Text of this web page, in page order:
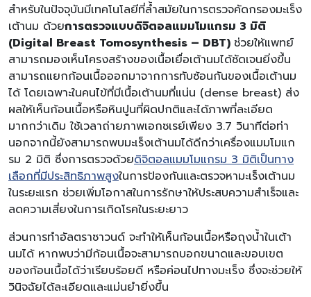
สำหรับในปัจจุบันมีเทคโนโลยีที่ล้ำสมัยในการตรวจคัดกรองมะเร็ง
เต้านม ด้วยการตรวจแบบดิจิตอลแมมโมแกรม 3 มิติ
(Digital Breast Tomosynthesis – DBT) ช่วยให้แพทย์
สามารถมองเห็นโครงสร้างของเนื้อเยื่อเต้านมได้ชัดเจนยิ่งขึ้น
สามารถแยกก้อนเนื้อออกมาจากการทับซ้อนกันของเนื้อเต้านม
ได้ โดยเฉพาะในคนไข้ที่มีเนื้อเต้านมที่แน่น (dense breast) ส่ง
ผลให้เห็นก้อนเนื้อหรือหินปูนที่ผิดปกติและได้ภาพที่ละเอียด
มากกว่าเดิม ใช้เวลาถ่ายภาพเอกซเรย์เพียง 3.7 วินาทีต่อท่า
นอกจากนี้ยังสามารถพบมะเร็งเต้านมได้ดีกว่าเครื่องแมมโมแก
รม 2 มิติ ซึ่งการตรวจด้วยดิจิตอลแมมโมแกรม 3 มิติเป็นทาง
เลือกที่มีประสิทธิภาพสูงในการป้องกันและตรวจหามะเร็งเต้านม
ในระยะแรก ช่วยเพิ่มโอกาสในการรักษาให้ประสบความสำเร็จและ
ลดความเสี่ยงในการเกิดโรคในระยะยาว
ส่วนการทำอัลตราซาวนด์ จะทำให้เห็นก้อนเนื้อหรือถุงน้ำในเต้า
นมได้ หากพบว่ามีก้อนเนื้อจะสามารถบอกขนาดและขอบเขต
ของก้อนเนื้อได้ว่าเรียบร้อยดี หรือค่อนไปทางมะเร็ง ซึ่งจะช่วยให้
วินิจฉัยได้ละเอียดและแม่นยำยิ่งขึ้น